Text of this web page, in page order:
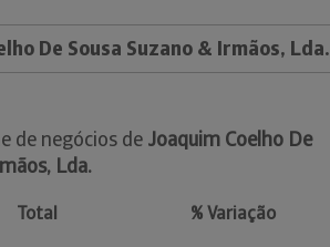
De Sousa Suzano & Irmãos, Lda.
de negócios de Joaquim Coelho De
Lda.
Total
% Variação